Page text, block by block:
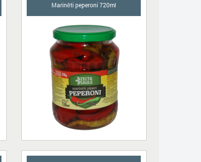
Marinēti peperoni 720ml